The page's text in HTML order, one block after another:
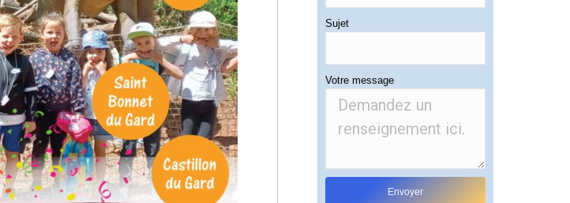
Sujet
Votre message